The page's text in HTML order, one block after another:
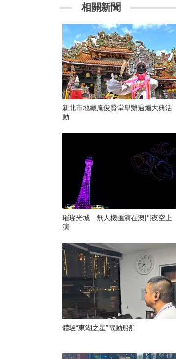
相關新聞
新北市地藏庵俊賢堂舉辦過爐大典活
動
璀璨光城 無人機匯演在澳門夜空上
演
體驗“東湖之星”電動船舶